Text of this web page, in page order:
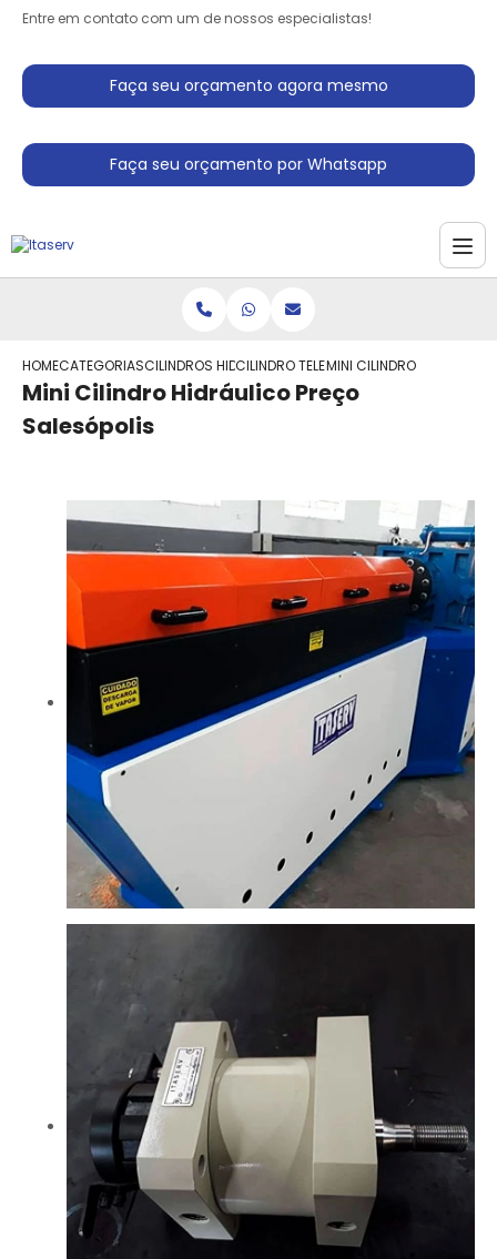
Entre em contato com um de nossos especialistas!
Faça seu orçamento agora mesmo
Faça seu orçamento por Whatsapp
HOMECATEGORIASCILINDROS HIDRAULICOCILINDRO TELESCOPICO HIDRAULICO
MINI CILINDRO
Mini Cilindro Hidráulico Preço
Salesópolis